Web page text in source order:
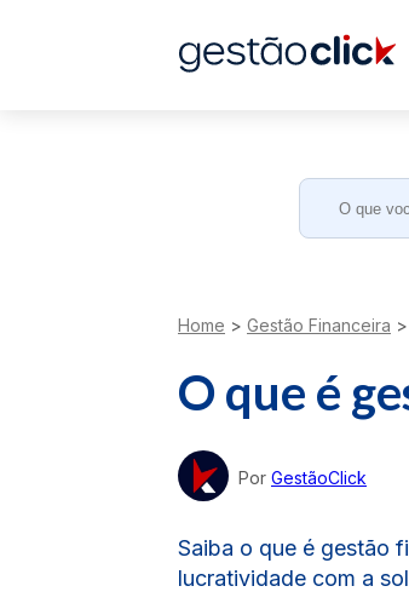
Search
Home > Gestão Financeira >
O que é
Por GestãoClick
Saiba o que é gestão
lucratividade com a